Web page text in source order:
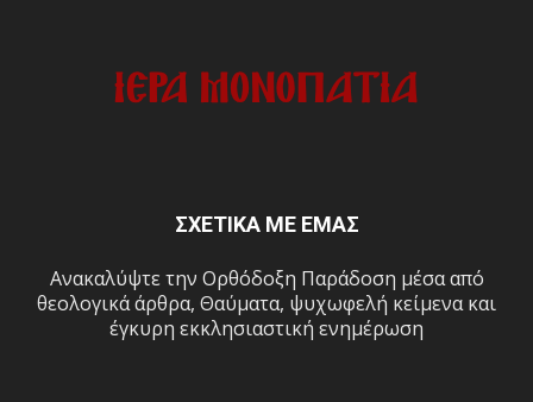
ΣΧΕΤΙΚΑ ΜΕ ΕΜΑΣ
Ανακαλύψτε την Ορθόδοξη Παράδοση μέσα από
θεολογικά άρθρα, Θαύματα, ψυχωφελή κείμενα και
έγκυρη εκκλησιαστική ενημέρωση